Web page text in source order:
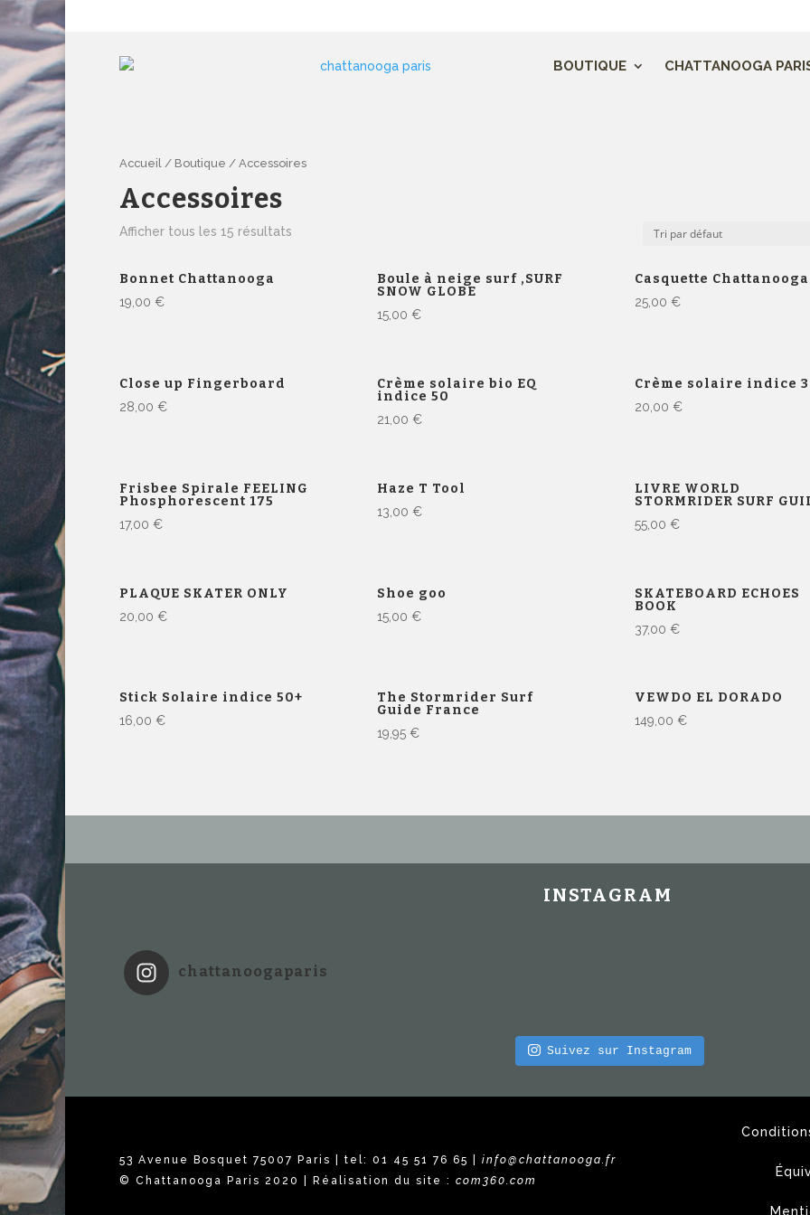
BOUTIQUE CHATTANOOGA
Accueil / Boutique / Accessoires
Accessoires
Afficher tous les 15 résultats
Bonnet Chattanooga
19,00 €
Boule à neige surf ,SURF
SNOW GLOBE
15,00 €
Casquette Chattanooga
25,00 €
Close up Fingerboard
28,00 €
Crème solaire bio EQ
indice 50
21,00 €
Crème solaire indice
20,00 €
Frisbee Spirale FEELING
Phosphorescent 175
17,00 €
Haze T Tool
13,00 €
LIVRE WORLD
STORMRIDER SURF
55,00 €
PLAQUE SKATER ONLY
20,00 €
Shoe goo
15,00 €
SKATEBOARD ECHOES
BOOK
37,00 €
Stick Solaire indice 50+
16,00 €
The Stormrider Surf
Guide France
19,95 €
VEWDO EL DORADO
149,00 €
INSTAGRAM
chattanoogaparis
Suivez sur Instagram
53 Avenue Bosquet 75007 Paris | tel: 01 45 51 76 65 | info@chattanooga.fr
© Chattanooga Paris 2020 | Réalisation du site : com360.com